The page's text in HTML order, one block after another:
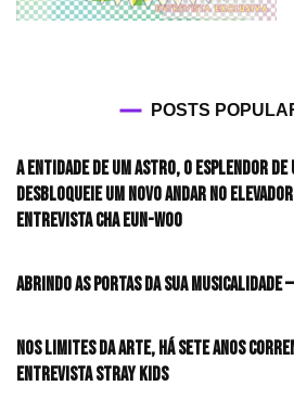
POSTS
A entidade de um astro, o esplendor
desbloqueie um novo andar no
Entrevista CHA EUN-WOO
Abrindo as portas da sua musicalidade
Nos limites da arte, há sete anos
Entrevista Stray Kids